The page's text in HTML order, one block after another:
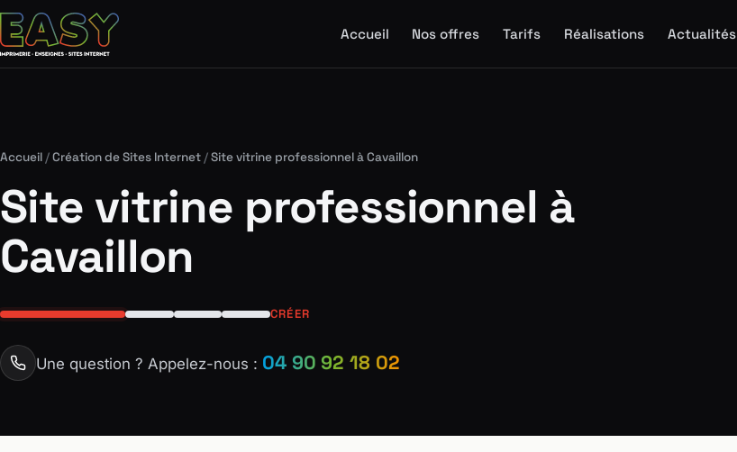
Accueil Nos offres Tarifs Réalisations Actualités
Accueil /Création de Sites Internet /Site vitrine professionnel à Cavaillon
Site vitrine professionnel à
Cavaillon
CRÉER
Une question ? Appelez-nous : 04 90 92 18 02